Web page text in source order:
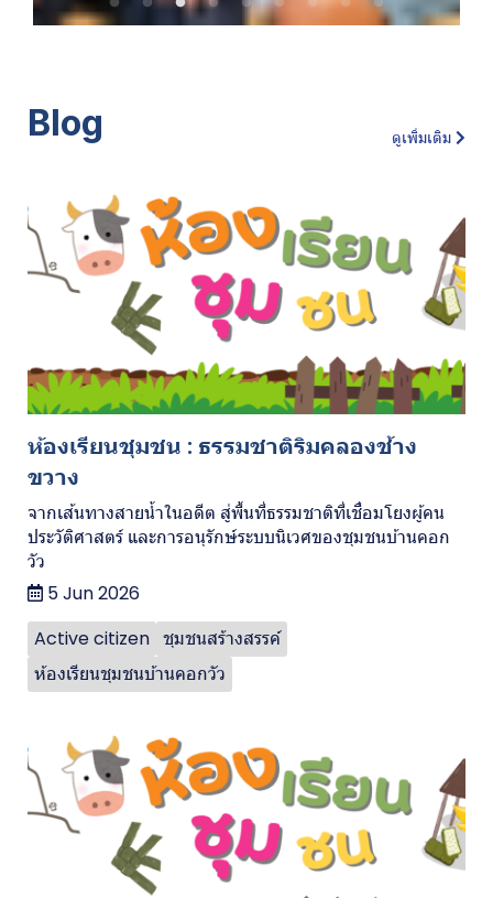
Blog ดูเพิ่มเติม
ห้องเรียนชุมชน : ธรรมชาติริมคลองช้าง
ขวาง
จากเส้นทางสายน้ำในอดีต สู่พื้นที่ธรรมชาติที่เชื่อมโยงผู้คน
ประวัติศาสตร์ และการอนุรักษ์ระบบนิเวศของชุมชนบ้านคอก
วัว
5 Jun 2026
Active citizen ชุมชนสร้างสรรค์
ห้องเรียนชุมชนบ้านคอกวัว